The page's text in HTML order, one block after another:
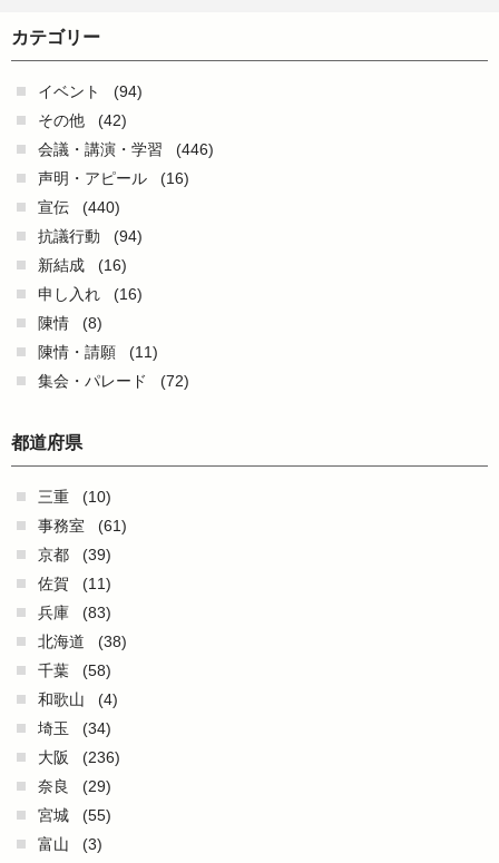
カテゴリー
イベント
(94)
その他
(42)
会議・講演・学習
(446)
声明・アピール
(16)
宣伝
(440)
抗議行動
(94)
新結成
(16)
申し入れ
(16)
陳情
(8)
陳情・請願
(11)
集会・パレード
(72)
都道府県
三重
(10)
事務室
(61)
京都
(39)
佐賀
(11)
兵庫
(83)
北海道
(38)
千葉
(58)
和歌山
(4)
埼玉
(34)
大阪
(236)
奈良
(29)
宮城
(55)
富山
(3)